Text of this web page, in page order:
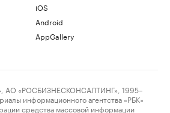
iOS
Android
AppGallery
«РОСБИЗНЕСКОНСАЛТИНГ», 1995–
информационного агентства «РБК»
средства массовой информации